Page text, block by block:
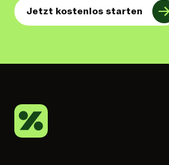
Jetzt kostenlos starten